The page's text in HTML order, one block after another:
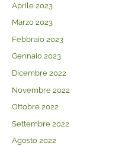
Aprile 2023
Marzo 2023
Febbraio 2023
Gennaio 2023
Dicembre 2022
Novembre 2022
Ottobre 2022
Settembre 2022
Agosto 2022